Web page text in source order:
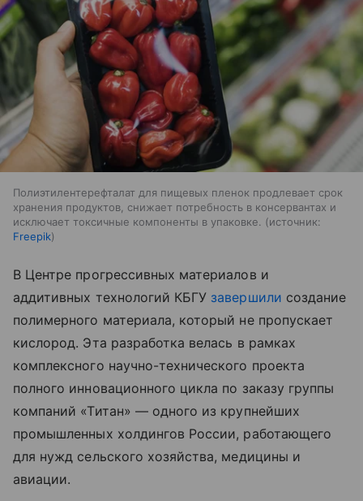
Полиэтилентерефталат для пищевых пленок продлевает срок
хранения продуктов, снижает потребность в консервантах и
исключает токсичные компоненты в упаковке.
источник:
Freepik
В Центре прогрессивных материалов и
аддитивных технологий КБГУ завершили создание
полимерного материала, который не пропускает
кислород. Эта разработка велась в рамках
комплексного научно-технического проекта
полного инновационного цикла по заказу группы
компаний «Титан» — одного из крупнейших
промышленных холдингов России, работающего
для нужд сельского хозяйства, медицины и
авиации.